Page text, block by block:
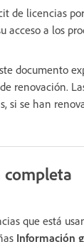
de licencias
acceso a los
documento
renovación.
si se han
completa
que está
Información